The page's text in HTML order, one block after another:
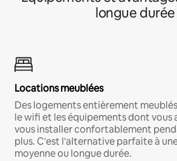
longue durée
Locations meublées
Des logements entièrement
le wifi et les équipements dont vous
vous installer confortablement
plus. C'est l'alternative parfaite à
moyenne ou longue durée.